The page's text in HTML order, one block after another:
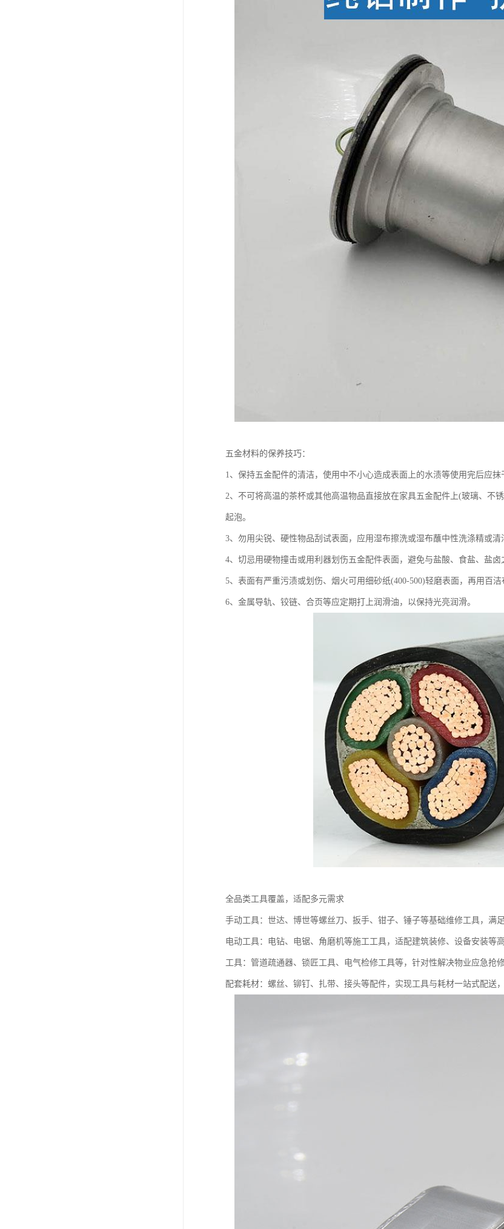
五金材料的保养技巧：
1、保持五金配件的清洁，使用中不小心造成表面上的水渍等使用完后应抹
2、不可将高温的茶杯或其他高温物品直接放在家具五金配件上(玻璃、不
起泡。
3、勿用尖锐、硬性物品刮试表面，应用湿布擦洗或湿布蘸中性洗涤精或清
4、切忌用硬物撞击或用利器划伤五金配件表面，避免与盐酸、食盐、盐卤
5、表面有严重污渍或划伤、烟火可用细砂纸(400-500)轻磨表面，再用百洁
6、金属导轨、铰链、合页等应定期打上润滑油，以保持光亮润滑。
全品类工具覆盖，适配多元需求​
手动工具：世达、博世等螺丝刀、扳手、钳子、锤子等基础维修工具，满
电动工具：电钻、电锯、角磨机等施工工具，适配建筑装修、设备安装等
工具：管道疏通器、锁匠工具、电气检修工具等，针对性解决物业应急抢
配套耗材：螺丝、铆钉、扎带、接头等配件，实现工具与耗材一站式配送